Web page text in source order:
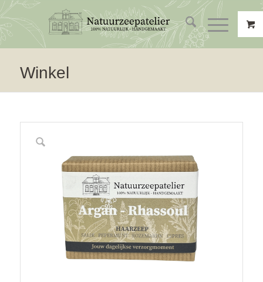
Winkel